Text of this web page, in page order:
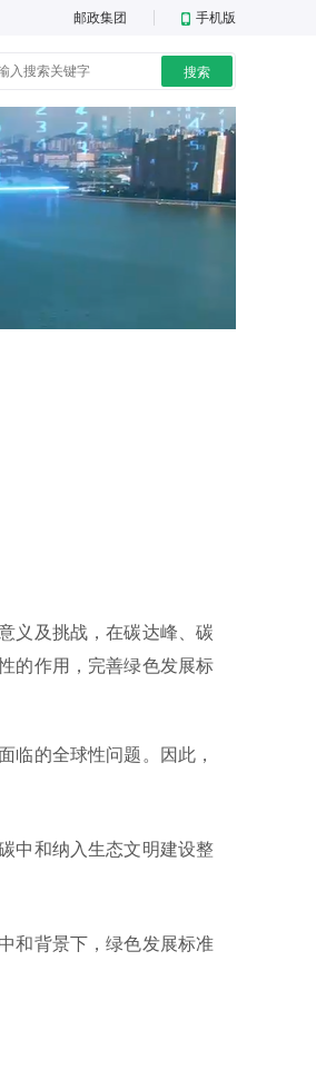
邮政集团 手机版
搜索
义及挑战，在碳达峰、碳
的作用，完善绿色发展标
临的全球性问题。因此，
中和纳入生态文明建设整
和背景下，绿色发展标准